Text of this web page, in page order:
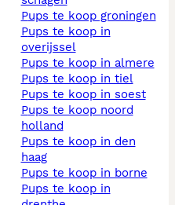
pups te koop groningen
pups te koop in
overijssel
pups te koop in almere
pups te koop in tiel
pups te koop in soest
pups te koop noord
holland
pups te koop in den
haag
pups te koop in borne
pups te koop in